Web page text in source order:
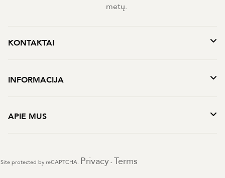
metų.
KONTAKTAI
INFORMACIJA
APIE MUS
Site protected by reCAPTCHA. Privacy - Terms